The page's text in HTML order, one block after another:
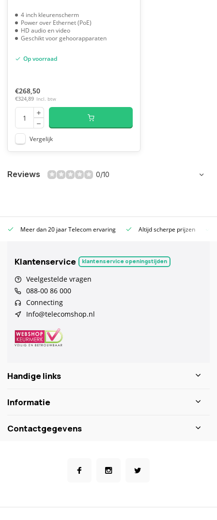
4 inch kleurenscherm
Power over Ethernet (PoE)
HD audio en video
Geschikt voor gehoorapparaten
Op voorraad
€268,50
€324,89 Incl. btw
Vergelijk
Reviews 0/10
Meer dan 20 jaar Telecom ervaring Altijd scherpe prijzen
Klantenservice klantenservice openingstijden
Veelgestelde vragen
088-00 86 000
Connecting
Info@telecomshop.nl
Handige links
Informatie
Contactgegevens